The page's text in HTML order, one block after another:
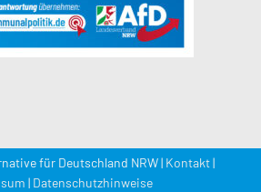
für Deutschland NRW | Kontakt|
| Datenschutzhinweise